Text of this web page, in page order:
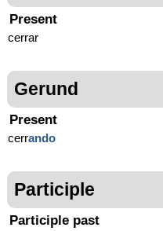
Present
cerrar
Gerund
Present
cerrando
Participle
Participle past